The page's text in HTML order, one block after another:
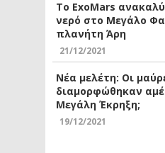
Το ExoMars
νερό στο Μεγάλο
πλανήτη Άρη
21/12/2021
Νέα μελέτη: Οι
διαμορφώθηκαν
Μεγάλη Έκρηξη;
19/12/2021